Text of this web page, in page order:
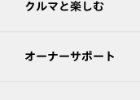
クルマと楽しむ
オーナーサポート